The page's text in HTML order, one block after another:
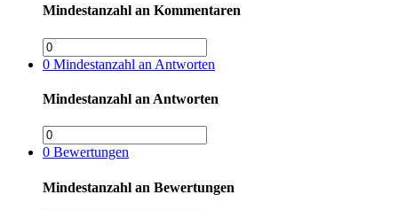
Mindestanzahl an Kommentaren
0 Mindestanzahl an Antworten
Mindestanzahl an Antworten
0 Bewertungen
Mindestanzahl an Bewertungen